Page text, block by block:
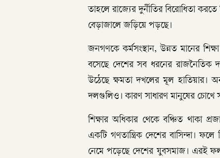
তাহলে রাজ্যের দুর্নীতির বিরোধিতা
বেড়াজালে জড়িয়ে পড়ছে।
জনগণকে কর্মসংস্থান, উন্নত মানের
বসেছে দেশের সব ধরনের রাজনৈতিক
উঠেছে ক্ষমতা দখলের মূল হাতিয়ার।
দলগুলিও। কারণ সাধারণ মানুষের
শিক্ষার অধিকার থেকে বঞ্চিত থাকা
একটি গণতান্ত্রিক দেশের বাসিন্দা।
নেমে পড়েছে দেশের যুবসমাজ। এরই